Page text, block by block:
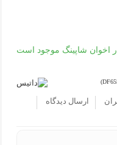
اخوان شاپینگ موجود است
ارسال دیدگاه